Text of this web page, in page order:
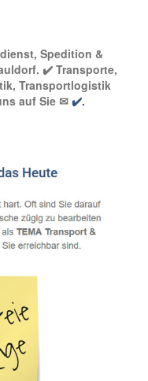
Spedition &
✔️ Transporte,
Transportlogistik
auf Sie ✉✔️.